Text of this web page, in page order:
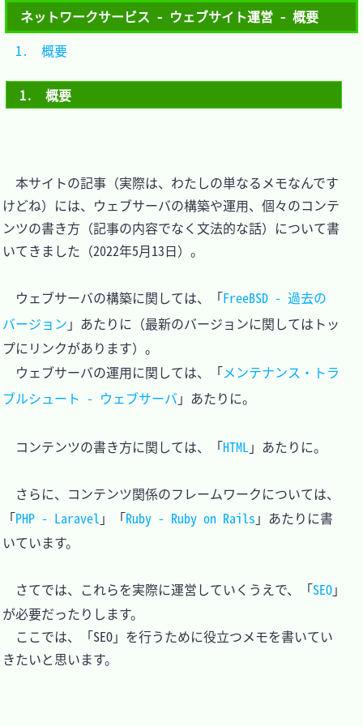
ネットワークサービス - ウェブサイト運営 - 概要
1.　概要
本サイトの記事（実際は、わたしの単なるメモなんです
けどね）には、ウェブサーバの構築や運用、個々のコンテ
ンツの書き方（記事の内容でなく文法的な話）について書
いてきました（2022年5月13日）。
ウェブサーバの構築に関しては、「FreeBSD - 過去の
バージョン 」あたりに（最新のバージョンに関してはトッ
プにリンクがあります）。
ウェブサーバの運用に関しては、「メンテナンス・トラ
ブルシュート - ウェブサーバ 」あたりに。
コンテンツの書き方に関しては、「HTML」あたりに。
さらに、コンテンツ関係のフレームワークについては、
「PHP - Laravel 」「Ruby - Ruby on Rails 」あたりに書
いています。
さてでは、これらを実際に運営していくうえで、「SEO」
が必要だったりします。
ここでは、「SEO」を行うために役立つメモを書いてい
きたいと思います。